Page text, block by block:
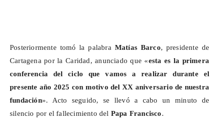
Posteriormente tomó la palabra Matías Barco, presidente de
Cartagena por la Caridad, anunciado que «esta es la primera
conferencia del ciclo que vamos a realizar durante el
presente año 2025 con motivo del XX aniversario de nuestra
fundación». Acto seguido, se llevó a cabo un minuto de
silencio por el fallecimiento del Papa Francisco.